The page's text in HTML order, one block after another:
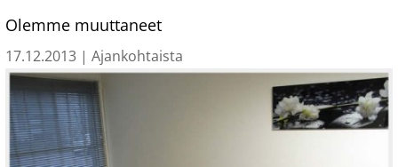
Olemme muuttaneet
17.12.2013 | Ajankohtaista